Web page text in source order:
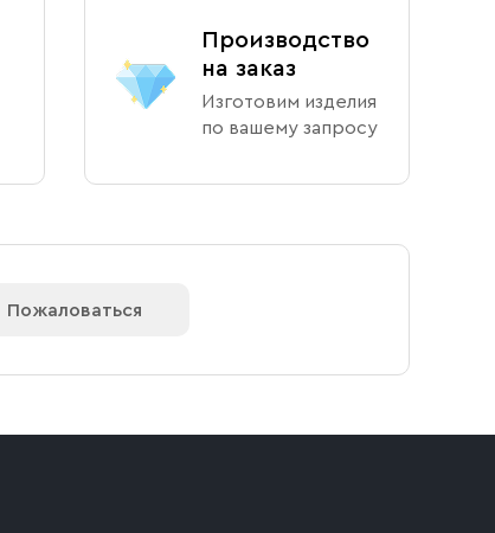
Производство
на заказ
Изготовим изделия
по вашему запросу
Пожаловаться